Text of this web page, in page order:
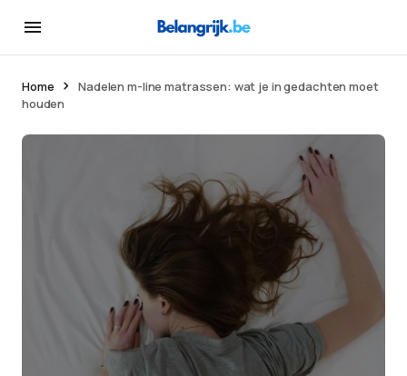
Home
Nadelen m-line matrassen: wat je in gedachten moet
houden